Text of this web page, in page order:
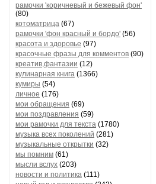
рамочки 'коричневый и бежевый фон'
(80)
котоматрица (67)
рамочки 'фон красный и бордо' (56)
красота и здоровье (97)
красочные фразы для комментов (90)
креатив,фантазии (12)
кулинарная книга (1366)
кумиры (54)
личное (176)
мои обращения (69)
мои поздравления (59)
мои рамочки для текста (1780)
музыка всех поколений (281)
музыкальные открытки (32)
мы помним (61)
мысли вслух (203)
новости и политика (111)